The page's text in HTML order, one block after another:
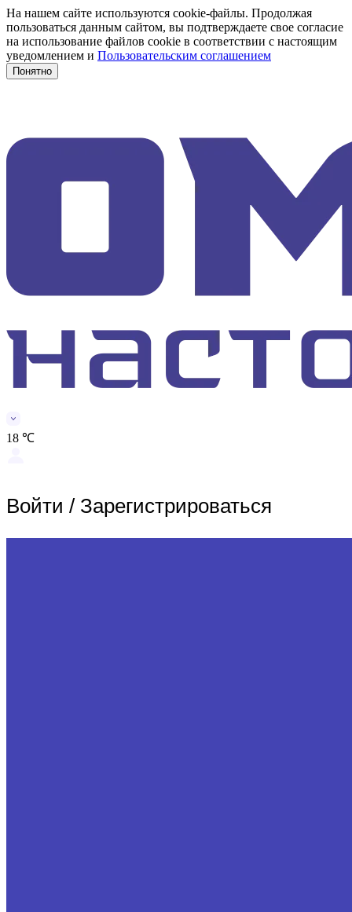
На нашем сайте используются cookie-файлы. Продолжая
пользоваться данным сайтом, вы подтверждаете свое согласие
на использование файлов cookie в соответствии с настоящим
уведомлением и Пользовательским соглашением
Понятно
18 ℃
Войти / Зарегистрироваться